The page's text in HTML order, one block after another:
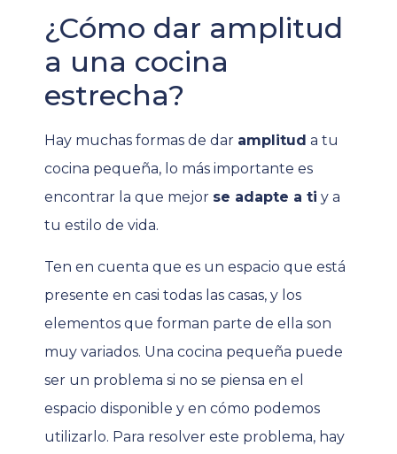
¿Cómo dar amplitud
a una cocina
estrecha?
Hay muchas formas de dar amplitud a tu
cocina pequeña, lo más importante es
encontrar la que mejor se adapte a ti y a
tu estilo de vida.
Ten en cuenta que es un espacio que está
presente en casi todas las casas, y los
elementos que forman parte de ella son
muy variados. Una cocina pequeña puede
ser un problema si no se piensa en el
espacio disponible y en cómo podemos
utilizarlo. Para resolver este problema, hay